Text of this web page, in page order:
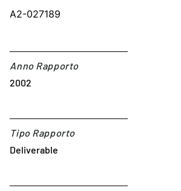
A2-027189
Anno Rapporto
2002
Tipo Rapporto
Deliverable